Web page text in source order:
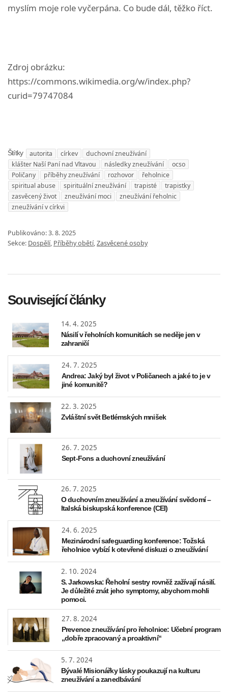
myslím moje role vyčerpána. Co bude dál, těžko říct.
Zdroj obrázku:
https://commons.wikimedia.org/w/index.php?
curid=79747084
Štítky autorita církev
duchovní zneužívání
klášter Naší Paní nad Vltavou
následky zneužívání
ocso
Poličany
příběhy zneužívání rozhovor
řeholnice
spiritual abuse
spirituální zneužívání trapisté
trapistky
zasvěcený život
zneužívání moci
zneužívání řeholnic
zneužívání v církvi
Publikováno:3. 8. 2025
Sekce: Dospělí, Příběhy obětí,Zasvěcené osoby
Související články
14. 4. 2025
Násilí v řeholních komunitách se neděje jen v
zahraničí
24. 7. 2025
Andrea: Jaký byl život v Poličanech a jaké to je v
jiné komunitě?
22. 3. 2025
Zvláštní svět Betlémských mnišek
26. 7. 2025
Sept-Fons a duchovní zneužívání
26. 7. 2025
O duchovním zneužívání a zneužívání svědomí –
Italská biskupská konference (CEI)
24. 6. 2025
Mezinárodní safeguarding konference: Tožská
řeholnice vybízí k otevřené diskuzi o zneužívání
2. 10. 2024
S. Jarkowska: Řeholní sestry rovněž zažívají násilí.
Je důležité znát jeho symptomy, abychom mohli
pomoci.
27. 8. 2024
Prevence zneužívání pro řeholnice: Učební program
„dobře zpracovaný a proaktivní“
5. 7. 2024
Bývalé Misionářky lásky poukazují na kulturu
zneužívání a zanedbávání